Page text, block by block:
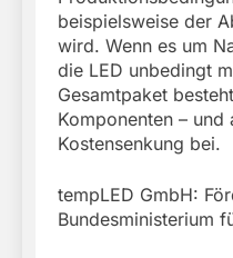
beispielsweise der
wird. Wenn es um
die LED unbedingt
Gesamtpaket
Komponenten – und
Kostensenkung bei.
tempLED GmbH:
Bundesministerium